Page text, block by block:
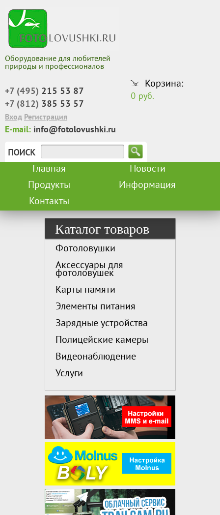
Оборудование для любителей
природы и профессионалов
+7 (495) 215 53 87
+7 (812) 385 53 57
Вход Регистрация
E-mail: info@fotolovushki.ru
Корзина:
0 руб.
Главная
Новости
Продукты
Информация
Контакты
Каталог товаров
Фотоловушки
Аксессуары для
фотоловушек
Карты памяти
Элементы питания
Зарядные устройства
Полицейские камеры
Видеонаблюдение
Услуги